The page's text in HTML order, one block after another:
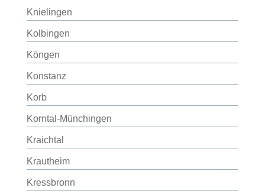
Knielingen
Kolbingen
Köngen
Konstanz
Korb
Korntal-Münchingen
Kraichtal
Krautheim
Kressbronn